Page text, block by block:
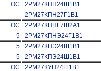
ОС
2РМ27КПН24Ш1В1
2РМ27КПН27Г1В1
ОС
2РМ27КПНГ7Ш2А1
5
2РМ27КПНЭ24Г1В1
5
2РМ27КПЭ24Ш1В1
5
2РМ27КПЭ24Ш1В1
ОС
2РМ27КУН24Ш1В1